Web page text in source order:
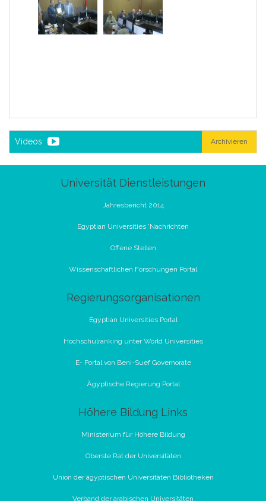
Videos Archivieren
Universität Dienstleistungen
Jahresbericht 2014
Egyptian Universities 'Nachrichten
Offene Stellen
Wissenschaftlichen Forschungen Portal
Regierungsorganisationen
Egyptian Universities Portal
Hochschulranking unter World Universities
E- Portal von Beni-Suef Governorate
Ägyptische Regierung Portal
Höhere Bildung Links
Ministerium für Höhere Bildung
Oberste Rat der Universitäten
Union der ägyptischen Universitäten Bibliotheken
Verband der arabischen Universitäten